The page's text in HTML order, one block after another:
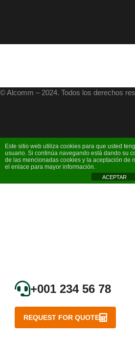
© Alcomm – 2024. Todos los derechos
Este sitio web utiliza cookies para que usted
usuario. Si continúa navegando está dando su
de las mencionadas cookies y la aceptación de
el enlace para mayor información.
ACEPTAR
+001 234 56 78
REQUEST FOR QUOTE